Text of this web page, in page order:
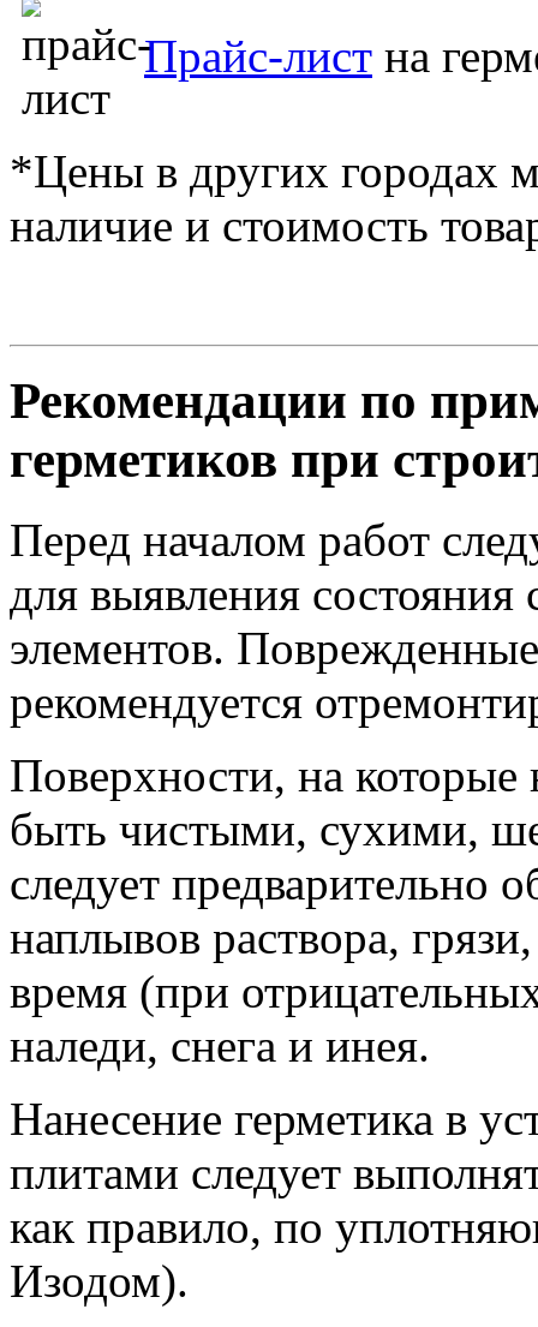
Прайс-лист на
*Цены в других городах
наличие и стоимость
Рекомендации по
герметиков при
Перед началом работ
для выявления
элементов.
рекомендуется
Поверхности, на
быть чистыми, сухими,
следует предварительно
наплывов раствора,
время (при
наледи, снега и инея.
Нанесение герметика в
плитами следует
как правило, по
Изодом).